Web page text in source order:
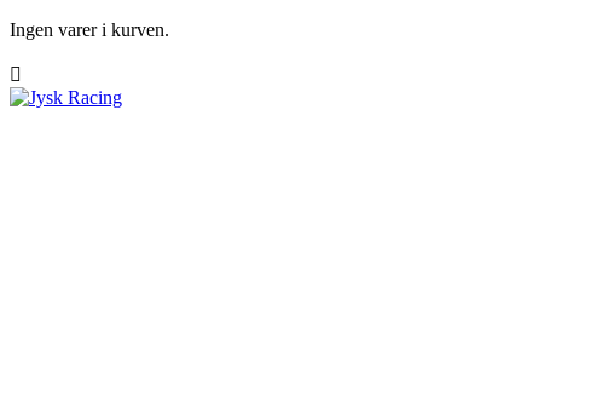
Ingen varer i kurven.
